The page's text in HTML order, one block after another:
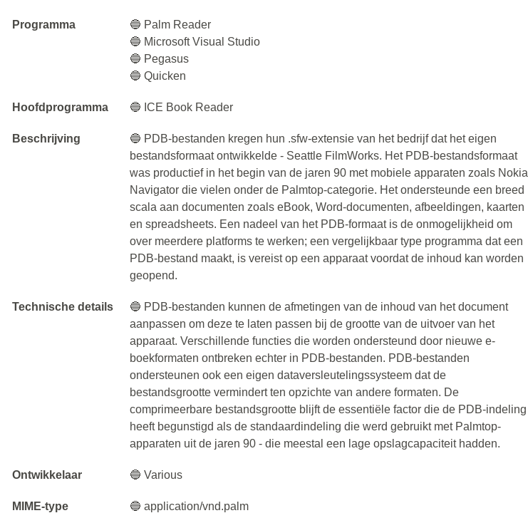
Programma
🔵 Palm Reader
🔵 Microsoft Visual Studio
🔵 Pegasus
🔵 Quicken
Hoofdprogramma 🔵 ICE Book Reader
Beschrijving
🔵 PDB-bestanden kregen hun .sfw-extensie van het bedrijf dat het eigen
bestandsformaat ontwikkelde - Seattle FilmWorks. Het PDB-bestandsformaat
was productief in het begin van de jaren 90 met mobiele apparaten zoals Nokia
Navigator die vielen onder de Palmtop-categorie. Het ondersteunde een breed
scala aan documenten zoals eBook, Word-documenten, afbeeldingen, kaarten
en spreadsheets. Een nadeel van het PDB-formaat is de onmogelijkheid om
over meerdere platforms te werken; een vergelijkbaar type programma dat een
PDB-bestand maakt, is vereist op een apparaat voordat de inhoud kan worden
geopend.
Technische details
🔵 PDB-bestanden kunnen de afmetingen van de inhoud van het document
aanpassen om deze te laten passen bij de grootte van de uitvoer van het
apparaat. Verschillende functies die worden ondersteund door nieuwe e-
boekformaten ontbreken echter in PDB-bestanden. PDB-bestanden
ondersteunen ook een eigen dataversleutelingssysteem dat de
bestandsgrootte vermindert ten opzichte van andere formaten. De
comprimeerbare bestandsgrootte blijft de essentiële factor die de PDB-indeling
heeft begunstigd als de standaardindeling die werd gebruikt met Palmtop-
apparaten uit de jaren 90 - die meestal een lage opslagcapaciteit hadden.
Ontwikkelaar 🔵 Various
MIME-type 🔵 application/vnd.palm